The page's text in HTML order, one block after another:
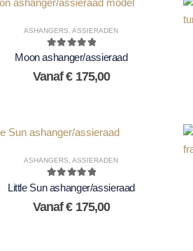
ASHANGERS ,ASSIERADEN
5.00out of 5
Moon ashanger/assieraad
Vanaf€175,00
ASHANGERS ,ASSIERADEN
5.00out of 5
Little Sun ashanger/assieraad
Vanaf€175,00